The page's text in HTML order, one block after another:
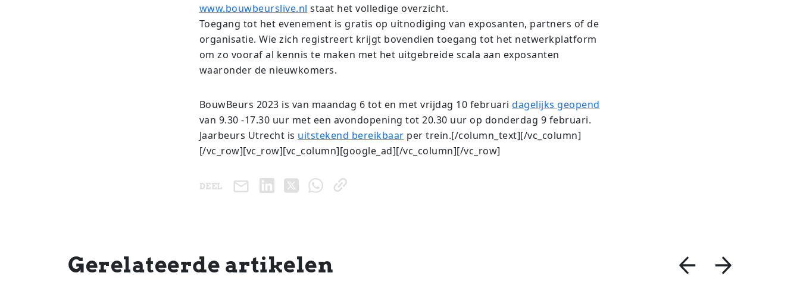
www.bouwbeurslive.nl staat het volledige overzicht.
Toegang tot het evenement is gratis op uitnodiging van exposanten, partners of de
organisatie. Wie zich registreert krijgt bovendien toegang tot het netwerkplatform
om zo vooraf al kennis te maken met het uitgebreide scala aan exposanten
waaronder de nieuwkomers.
BouwBeurs 2023 is van maandag 6 tot en met vrijdag 10 februari dagelijks geopend
van 9.30 -17.30 uur met een avondopening tot 20.30 uur op donderdag 9 februari.
Jaarbeurs Utrecht is uitstekend bereikbaar per trein.[/column_text][/vc_column]
[/vc_row][vc_row][vc_column][google_ad][/vc_column][/vc_row]
DEEL
Gerelateerde artikelen